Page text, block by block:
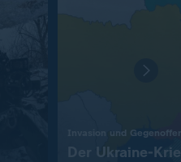
Invasion und
Der Ukraine-